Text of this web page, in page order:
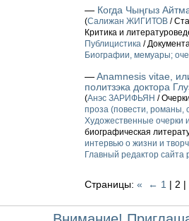
— Когда Чыңгыз
(Салижан ЖИГИТОВ /
Критика и
Публицистика /
Биографии, мемуары;
—Anamnesis vitae,
политзэка доктора
(Анэс ЗАРИФЬЯН /
проза (повести, романы,
Художественные очерки
биографическая
интервью о жизни и
Главный редактор сайта
Страницы: « ← 1 | 2 |